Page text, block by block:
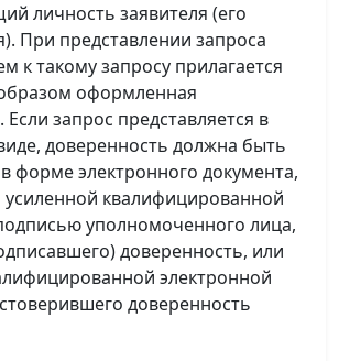
личность заявителя (его
При представлении запроса
к такому запросу прилагается
оформленная
запрос представляется в
доверенность должна быть
форме электронного документа,
усиленной квалифицированной
уполномоченного лица,
доверенность, или
электронной
доверенность